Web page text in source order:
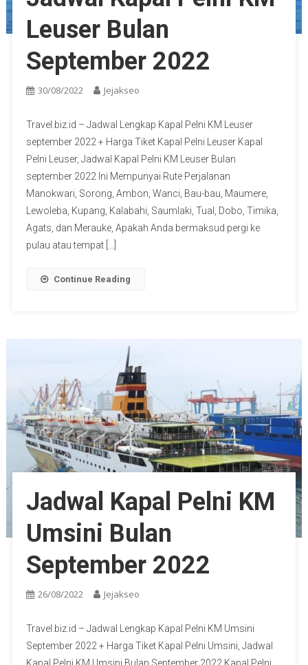
Leuser Bulan
September 2022
30/08/2022 Jejakseo
Travel.biz.id – Jadwal Lengkap Kapal Pelni KM Leuser
september 2022 + Harga Tiket Kapal Pelni Leuser Kapal
Pelni Leuser, Jadwal Kapal Pelni KM Leuser Bulan
september 2022 Ini Mempunyai Rute Perjalanan
Manokwari, Sorong, Ambon, Wanci, Bau-bau, Maumere,
Lewoleba, Kupang, Kalabahi, Saumlaki, Tual, Dobo, Timika,
Agats, dan Merauke, Apakah Anda bermaksud pergi ke
pulau atau tempat […]
Continue Reading
Jadwal Kapal Pelni KM
Umsini Bulan
September 2022
26/08/2022 Jejakseo
Travel.biz.id – Jadwal Lengkap Kapal Pelni KM Umsini
September 2022 + Harga Tiket Kapal Pelni Umsini, Jadwal
Kapal Pelni KM Umsini Bulan September 2022 Kapal Pelni